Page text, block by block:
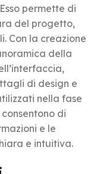
permette di
del progetto,
Con la creazione
della
di design e
nella fase
di
e le
e intuitiva.